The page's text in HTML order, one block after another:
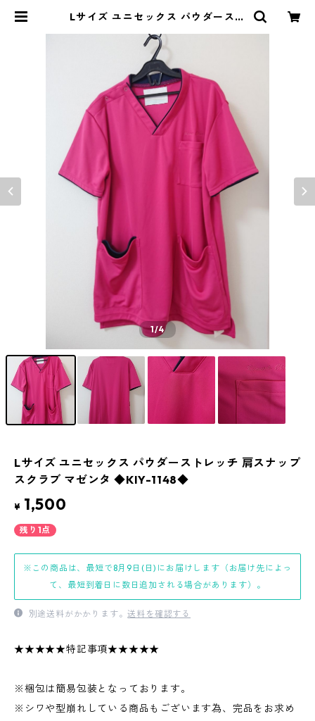
Lサイズ ユニセックス パウダースト
タ ◆KIY-1148◆ | DOLUCK PR
ODUCE
1/4
Lサイズ ユニセックス パウダーストレッチ 肩スナップ
スクラブ マゼンタ ◆KIY-1148◆
¥ 1,500
残り1点
※この商品は、最短で8月9日(日)にお届けします（お届け先によっ
て、最短到着日に数日追加される場合があります）。
別途送料がかかります。送料を確認する
★★★★★特記事項★★★★★
※梱包は簡易包装となっております。
※シワや型崩れしている商品もございます為、完品をお求め